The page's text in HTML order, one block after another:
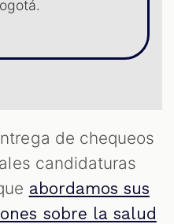
de chequeos
candidaturas
abordamos sus
sobre la salud